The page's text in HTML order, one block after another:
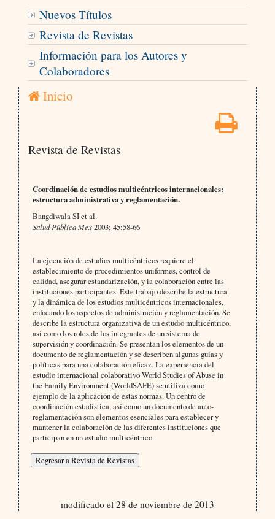
Nuevos Títulos
Revista de Revistas
Información para los Autores y
Colaboradores
Inicio
Revista de Revistas
Coordinación de estudios multicéntricos internacionales:
estructura administrativa y reglamentación.
Bangdiwala SI et al.
Salud Pública Mex2003; 45:58-66
La ejecución de estudios multicéntricos requiere el
establecimiento de procedimientos uniformes, control de
calidad, asegurar estandarización, y la colaboración entre las
instituciones participantes. Este trabajo describe la estructura
y la dinámica de los estudios multicéntricos internacionales,
enfocando los aspectos de administración y reglamentación. Se
describe la estructura organizativa de un estudio multicéntrico,
así como los roles de los integrantes de un sistema de
supervisión y coordinación. Se presentan los elementos de un
documento de reglamentación y se describen algunas guías y
políticas para una colaboración eficaz. La experiencia del
estudio internacional colaborativo World Studies of Abuse in
the Family Environment (WorldSAFE) se utiliza como
ejemplo de la aplicación de estas normas. Un centro de
coordinación estadística, así como un documento de auto-
reglamentación son elementos esenciales para establecer y
mantener la colaboración de las diferentes instituciones que
participan en un estudio multicéntrico.
modificado el 28 de noviembre de 2013